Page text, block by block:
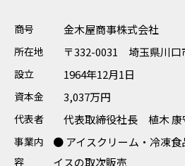
商号 金木屋商事株式会社
所在地 〒332-0031 埼玉県川口
設立 1964年12月1日
資本金 3,037万円
代表者 代表取締役社長 植木 康
事業内
容
● アイスクリーム・冷凍
イスの取次販売